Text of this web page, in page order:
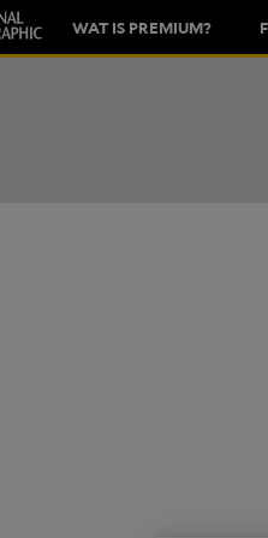
WAT IS PREMIUM?